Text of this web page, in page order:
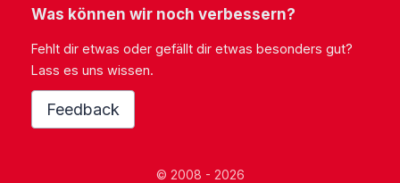
Was können wir noch verbessern?
Fehlt dir etwas oder gefällt dir etwas besonders gut?
Lass es uns wissen.
Feedback
© 2008 - 2026